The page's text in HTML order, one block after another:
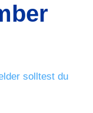
solltest du